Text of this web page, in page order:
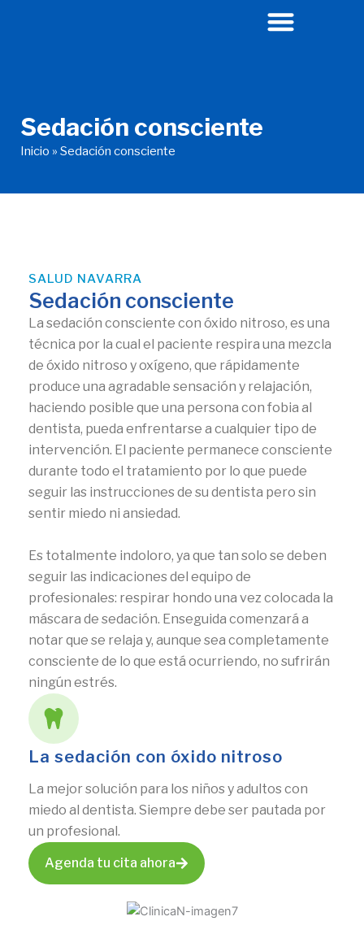
Sedación consciente
Inicio » Sedación consciente
SALUD NAVARRA
Sedación consciente
La sedación consciente con óxido nitroso, es una
técnica por la cual el paciente respira una mezcla
de óxido nitroso y oxígeno, que rápidamente
produce una agradable sensación y relajación,
haciendo posible que una persona con fobia al
dentista, pueda enfrentarse a cualquier tipo de
intervención. El paciente permanece consciente
durante todo el tratamiento por lo que puede
seguir las instrucciones de su dentista pero sin
sentir miedo ni ansiedad.
Es totalmente indoloro, ya que tan solo se deben
seguir las indicaciones del equipo de
profesionales: respirar hondo una vez colocada la
máscara de sedación. Enseguida comenzará a
notar que se relaja y, aunque sea completamente
consciente de lo que está ocurriendo, no sufrirán
ningún estrés.
La sedación con óxido nitroso
La mejor solución para los niños y adultos con
miedo al dentista. Siempre debe ser pautada por
un profesional.
Agenda tu cita ahora